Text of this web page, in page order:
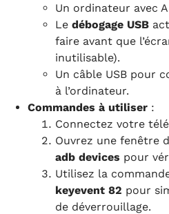
Un ordinateur avec
Le débogage USB
faire avant que
inutilisable).
Un câble USB pour
à l’ordinateur.
Commandes à utiliser :
Connectez votre
Ouvrez une fenêtre
adb devices pour
Utilisez la
keyevent 82 pour
de déverrouillage.